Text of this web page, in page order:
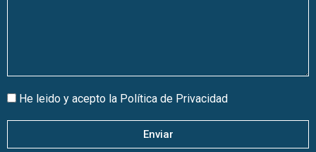
He leido y acepto la Política de Privacidad
Enviar